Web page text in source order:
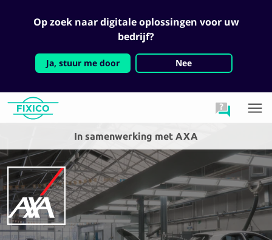
Op zoek naar digitale oplossingen voor uw
bedrijf?
Ja, stuur me door Nee
In samenwerking met AXA